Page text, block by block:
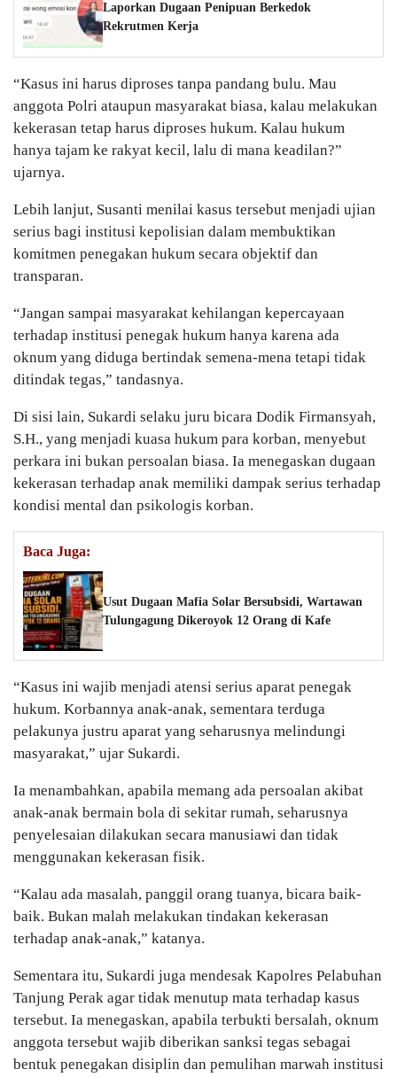
Laporkan Dugaan Penipuan Berkedok
Rekrutmen Kerja
“Kasus ini harus diproses tanpa pandang bulu. Mau
anggota Polri ataupun masyarakat biasa, kalau melakukan
kekerasan tetap harus diproses hukum. Kalau hukum
hanya tajam ke rakyat kecil, lalu di mana keadilan?”
ujarnya.
Lebih lanjut, Susanti menilai kasus tersebut menjadi ujian
serius bagi institusi kepolisian dalam membuktikan
komitmen penegakan hukum secara objektif dan
transparan.
“Jangan sampai masyarakat kehilangan kepercayaan
terhadap institusi penegak hukum hanya karena ada
oknum yang diduga bertindak semena-mena tetapi tidak
ditindak tegas,” tandasnya.
Di sisi lain, Sukardi selaku juru bicara Dodik Firmansyah,
S.H., yang menjadi kuasa hukum para korban, menyebut
perkara ini bukan persoalan biasa. Ia menegaskan dugaan
kekerasan terhadap anak memiliki dampak serius terhadap
kondisi mental dan psikologis korban.
Baca Juga:
Usut Dugaan Mafia Solar Bersubsidi, Wartawan
Tulungagung Dikeroyok 12 Orang di Kafe
“Kasus ini wajib menjadi atensi serius aparat penegak
hukum. Korbannya anak-anak, sementara terduga
pelakunya justru aparat yang seharusnya melindungi
masyarakat,” ujar Sukardi.
Ia menambahkan, apabila memang ada persoalan akibat
anak-anak bermain bola di sekitar rumah, seharusnya
penyelesaian dilakukan secara manusiawi dan tidak
menggunakan kekerasan fisik.
“Kalau ada masalah, panggil orang tuanya, bicara baik-
baik. Bukan malah melakukan tindakan kekerasan
terhadap anak-anak,” katanya.
Sementara itu, Sukardi juga mendesak Kapolres Pelabuhan
Tanjung Perak agar tidak menutup mata terhadap kasus
tersebut. Ia menegaskan, apabila terbukti bersalah, oknum
anggota tersebut wajib diberikan sanksi tegas sebagai
bentuk penegakan disiplin dan pemulihan marwah institusi